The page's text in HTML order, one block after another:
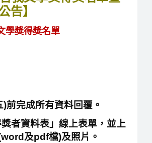
告】
學獎得獎名單
前完成所有資料回覆。
者資料表」線上表單，並上
及pdf檔)及照片。